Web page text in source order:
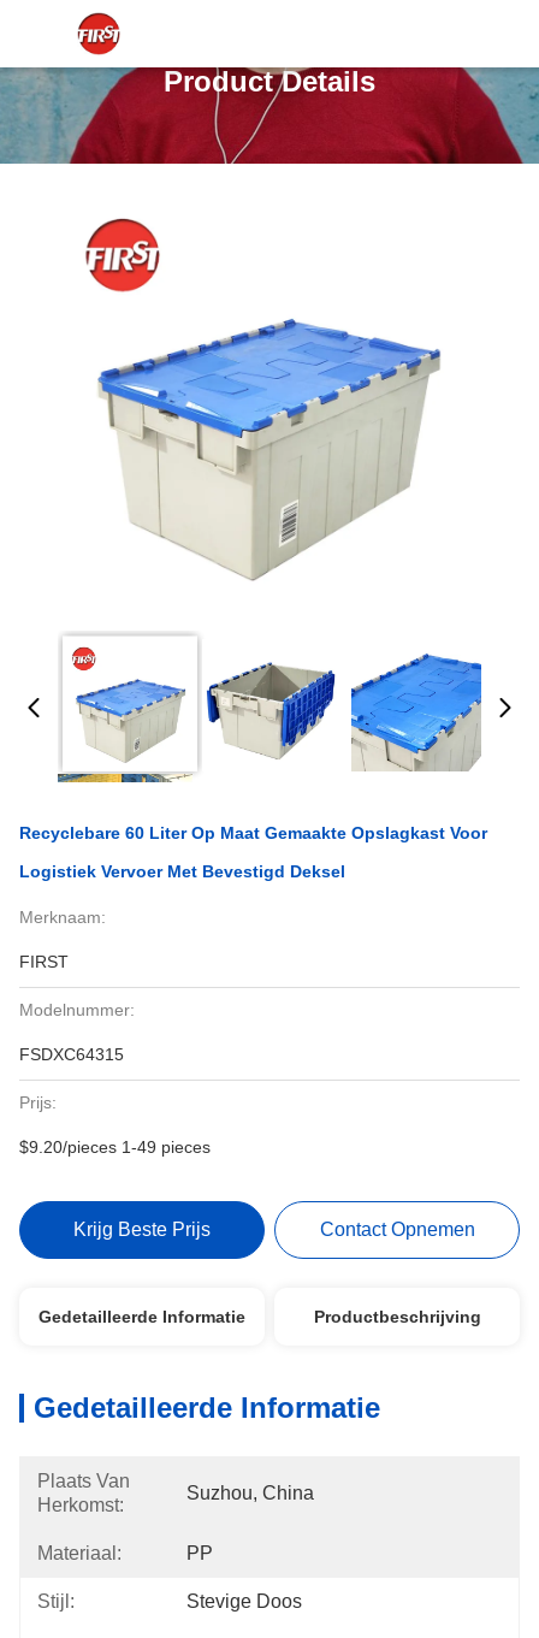
Product Details
Recyclebare 60 Liter Op Maat Gemaakte Opslagkast Voor
Logistiek Vervoer Met Bevestigd Deksel
Merknaam:
FIRST
Modelnummer:
FSDXC64315
Prijs:
$9.20/pieces 1-49 pieces
Krijg Beste Prijs Contact Opnemen
Gedetailleerde Informatie Productbeschrijving
Gedetailleerde Informatie
Plaats Van
Herkomst:
Suzhou, China
Materiaal: PP
Stijl: Stevige Doos